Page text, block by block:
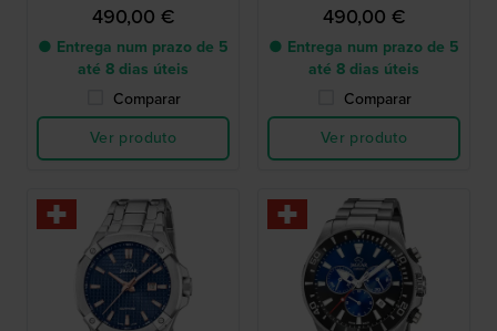
490,00 €
● Entrega num prazo de 5
até 8 dias úteis
Comparar
Ver produto
490,00 €
● Entrega num prazo de 5
até 8 dias úteis
Comparar
Ver produto